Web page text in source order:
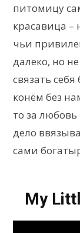
питомицу
красавица –
чьи
далеко, но
связать
конём без
то за любовь
дело
сами
My